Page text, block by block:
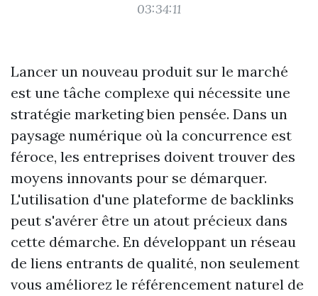
03:34:11
Lancer un nouveau produit sur le marché
est une tâche complexe qui nécessite une
stratégie marketing bien pensée. Dans un
paysage numérique où la concurrence est
féroce, les entreprises doivent trouver des
moyens innovants pour se démarquer.
L'utilisation d'une plateforme de backlinks
peut s'avérer être un atout précieux dans
cette démarche. En développant un réseau
de liens entrants de qualité, non seulement
vous améliorez le référencement naturel de